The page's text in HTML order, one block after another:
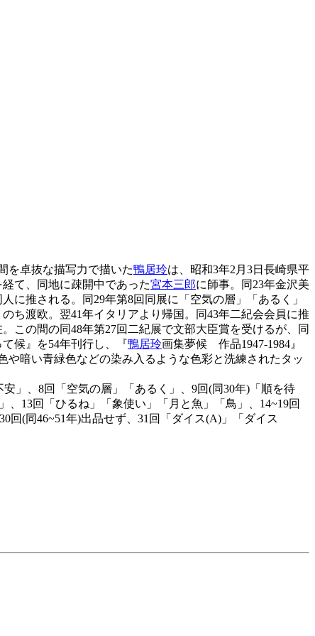
を卓抜な描写力で描いた鴨居玲は、昭和3年2月3日長崎県平
て、同地に疎開中であった宮本三郎に師事。同23年金沢美
に推される。同29年第8回同展に「空気の層」「あるく」
ち渡欧。翌41年イタリアより帰国。同43年二紀会会員に推
この間の同48年第27回二紀展で文部大臣賞を受けるが、同
候』を54年刊行し、『鴨居玲画集夢候 作品1947-1984』
暗い青緑色などの染み入るような色彩と洗練されたタッ
」、8回「空気の層」「あるく」、9回(同30年)「順を待
13回「ひるね」「象使い」「月と魚」「鳥」、14~19回
回(同46~51年)出品せず、31回「ダイス(A)」「ダイス